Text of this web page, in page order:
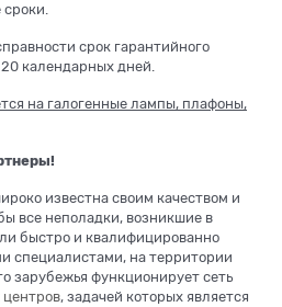
сроки.
срок гарантийного
20 календарных дней.
на галогенные лампы, плафоны,
известна своим качеством и
все неполадки, возникшие в
быстро и квалифицированно
специалистами, на территории
зарубежья функционирует сеть
, задачей которых является